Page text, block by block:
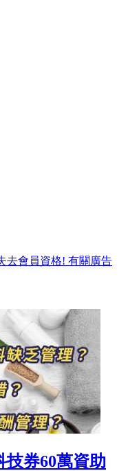
去會員資格! 有關廣告
券60萬資助